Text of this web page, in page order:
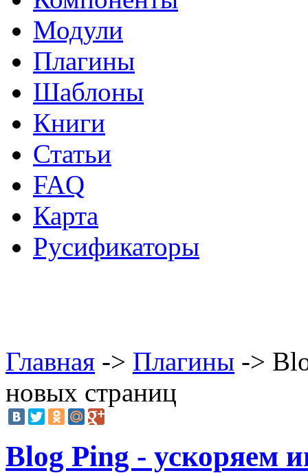
Модули
Плагины
Шаблоны
Книги
Статьи
FAQ
Карта
Русификаторы
Главная -> Плагины ->
новых страниц
Blog Ping - ускоряем